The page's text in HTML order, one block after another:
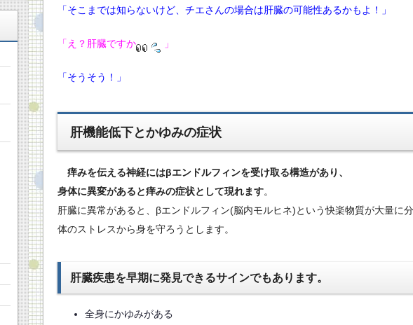
「そこまでは知らないけど、チエさんの場合は肝臓の可能性あるかもよ！」
「え？肝臓ですか 」
「そうそう！」
肝機能低下とかゆみの症状
痒みを伝える神経にはβエンドルフィンを受け取る構造があり、
身体に異変があると痒みの症状として現れます。
肝臓に異常があると、βエンドルフィン(脳内モルヒネ)という快楽物質が大量に分
体のストレスから身を守ろうとします。
肝臓疾患を早期に発見できるサインでもあります。
全身にかゆみがある